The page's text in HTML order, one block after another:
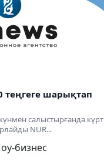
теңгеге шарықтап
салыстырғанда күрт
NUR...
бизнес